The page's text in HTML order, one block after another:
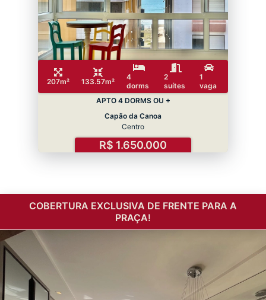
207m² 133.57m²
4
dorms
2
suítes
1
vaga
APTO 4 DORMS OU +
Capão da Canoa
Centro
R$ 1.650.000
COBERTURA EXCLUSIVA DE FRENTE PARA A
PRAÇA!